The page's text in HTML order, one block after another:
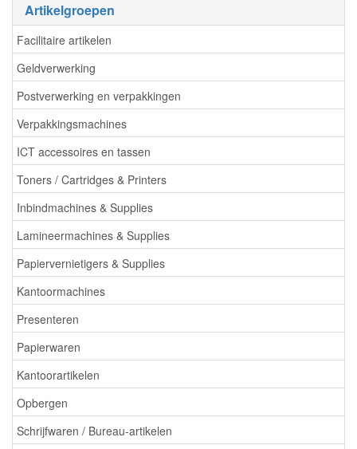
Artikelgroepen
Facilitaire artikelen
Geldverwerking
Postverwerking en verpakkingen
Verpakkingsmachines
ICT accessoires en tassen
Toners / Cartridges & Printers
Inbindmachines & Supplies
Lamineermachines & Supplies
Papiervernietigers & Supplies
Kantoormachines
Presenteren
Papierwaren
Kantoorartikelen
Opbergen
Schrijfwaren / Bureau-artikelen